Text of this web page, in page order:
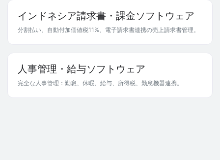
インドネシア請求書・課金ソフトウェア
分割払い、自動付加価値税11%、電子請求書連携の売上請求書管理。
人事管理・給与ソフトウェア
完全な人事管理：勤怠、休暇、給与、所得税、勤怠機器連携。